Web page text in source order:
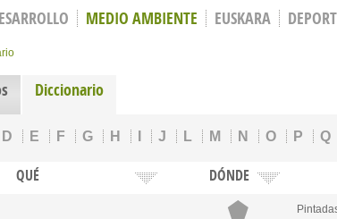
MEDIO AMBIENTE EUSKARA
Diccionario
D E F G H J L M N O P Q
QUÉ DÓNDE